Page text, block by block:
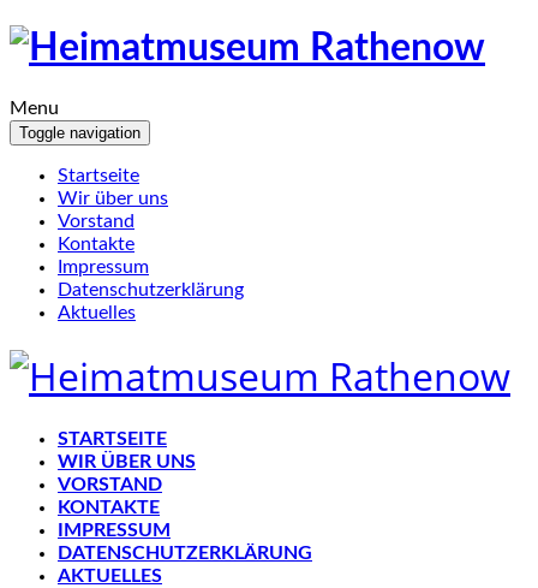
Menu
Toggle navigation
Startseite
Wir über uns
Vorstand
Kontakte
Impressum
Datenschutzerklärung
Aktuelles
STARTSEITE
WIR ÜBER UNS
VORSTAND
KONTAKTE
IMPRESSUM
DATENSCHUTZERKLÄRUNG
AKTUELLES